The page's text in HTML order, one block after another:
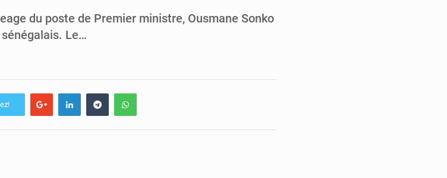
du poste de Premier ministre, Ousmane Sonko
Le…